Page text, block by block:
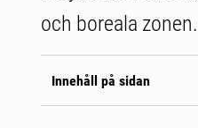
och boreala zonen.
Innehåll på sidan